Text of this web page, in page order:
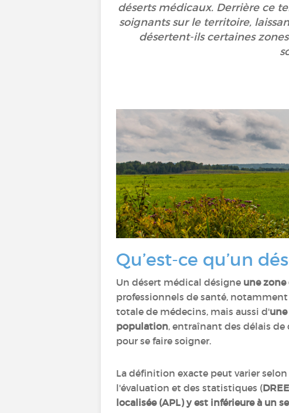
déserts médicaux. Derrière ce
soignants sur le territoire,
désertent-ils certaines
Qu’est-ce qu’un
Un désert médical désigne une
professionnels de santé,
totale de médecins, mais aussi d'
population, entraînant des délais
pour se faire soigner.
La définition exacte peut varier
l'évaluation et des statistiques (
localisée (APL) y est inférieure à un